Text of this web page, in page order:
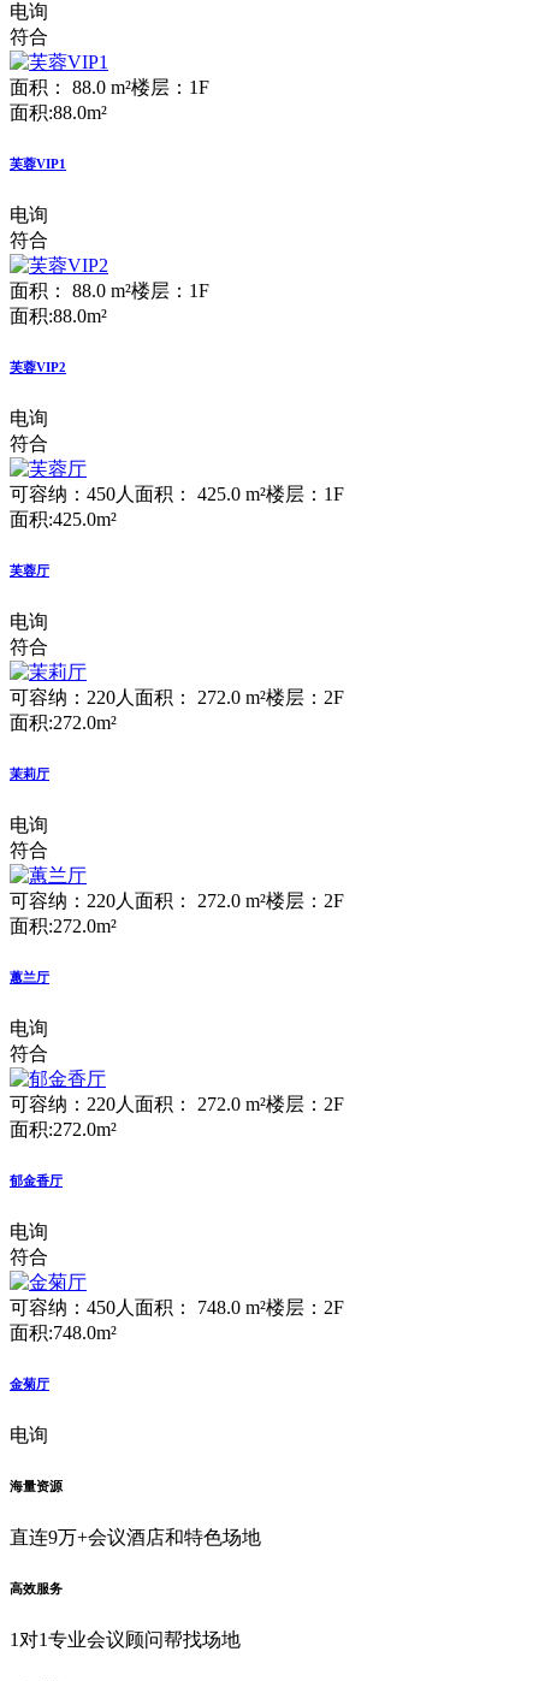
电询
符合
面积： 88.0 m²楼层：1F
面积:88.0m²
芙蓉VIP1
电询
符合
面积： 88.0 m²楼层：1F
面积:88.0m²
芙蓉VIP2
电询
符合
可容纳：450人 面积： 425.0 m²楼层：1F
面积:425.0m²
芙蓉厅
电询
符合
可容纳：220人 面积： 272.0 m²楼层：2F
面积:272.0m²
茉莉厅
电询
符合
可容纳：220人 面积： 272.0 m²楼层：2F
面积:272.0m²
蕙兰厅
电询
符合
可容纳：220人 面积： 272.0 m²楼层：2F
面积:272.0m²
郁金香厅
电询
符合
可容纳：450人 面积： 748.0 m²楼层：2F
面积:748.0m²
金菊厅
电询
海量资源
直连9万+会议酒店和特色场地
高效服务
1对1专业会议顾问帮找场地